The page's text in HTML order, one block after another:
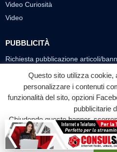
Video Curiosità
Video
PUBBLICITÀ
Richiesta pubblicazione articoli/
SEGUICI SUI SOCIAL
f
Facebook
◎
© 2026 LABTV -
Questo sito utilizza cookie,
personalizzare i contenuti
funzionalità del sito, opzioni
pubblicitarie
Chiudendo questo banner,
su qualunque suo elemento